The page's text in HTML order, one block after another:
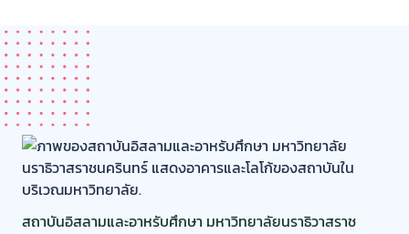
สถาบันอิสลามและอาหรับศึกษา มหาวิทยาลัยนราธิวาสราช